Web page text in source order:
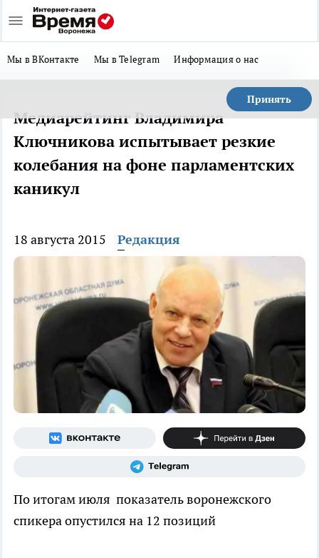
Мы в ВКонтакте Мы в Telegram Информация о нас
Принять
Медиарейтинг Владимира
Ключникова испытывает резкие
колебания на фоне парламентских
каникул
18 августа 2015 Редакция
По итогам июля показатель воронежского
спикера опустился на 12 позиций